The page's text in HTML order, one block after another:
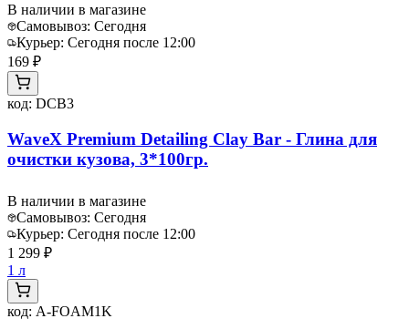
В наличии в магазине
Самовывоз: Сегодня
Курьер: Сегодня после 12:00
169 ₽
код: DCB3
WaveX Premium Detailing Clay Bar - Глина для
очистки кузова, 3*100гр.
В наличии в магазине
Самовывоз: Сегодня
Курьер: Сегодня после 12:00
1 299 ₽
1 л
код: A-FOAM1K